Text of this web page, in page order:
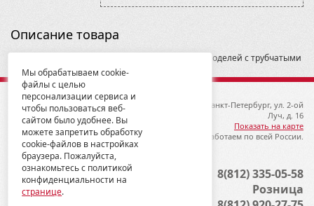
CECTEK
CF500-А
CFORCE 450S/520S
CFORCE 600
CFORCE 800/1000 (X8 H.O. EPS/X10 EPS)
Can-Am (BRP)
Commander 1000 2015-
Commander 800/1000 2011-2014
Commander Max 1000 2015-
Foreman (Rubicon) TRX500 2005-11
Описание товара
Универсальное крепление. Подходит для всех моделей с трубчатыми
багажными площадками.
© 2012-2026 ГК Металлопродукция
192019, Санкт-Петербург, ул. 2-ой
Луч, д. 16
Показать на карте
Мы работаем по всей России.
8(812) 335-05-58
Розница
Мы обрабатываем cookie-
файлы с целью
персонализации сервиса и
чтобы пользоваться веб-
сайтом было удобнее. Вы
можете запретить обработку
cookie-файлов в настройках
браузера. Пожалуйста,
ознакомьтесь с политикой
конфиденциальности на
странице.